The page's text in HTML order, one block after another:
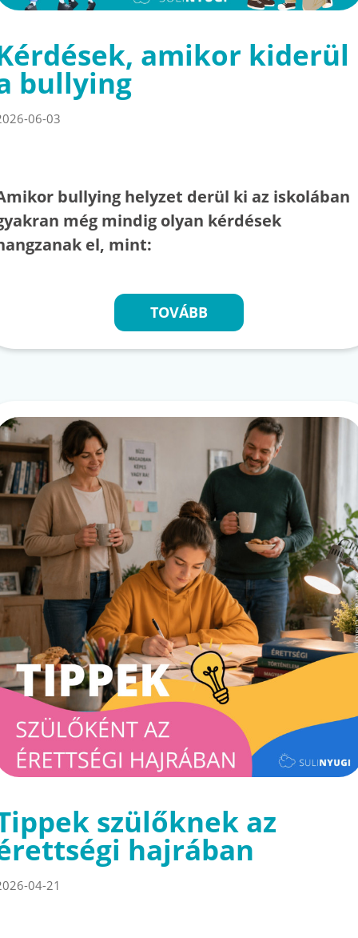
amikor kiderül
bullying
06-03
bullying helyzet derül ki az iskolában
még mindig olyan kérdések
el, mint:
TOVÁBB
szülőknek az
hajrában
04-21